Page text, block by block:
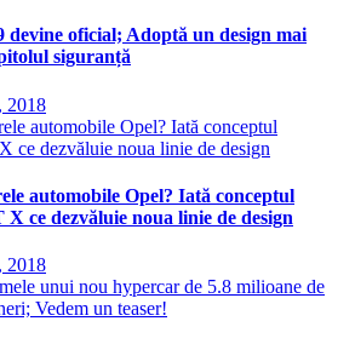
oficial; Adoptă un design mai
siguranță
2018
automobile Opel? Iată conceptul
ce dezvăluie noua linie de design
2018